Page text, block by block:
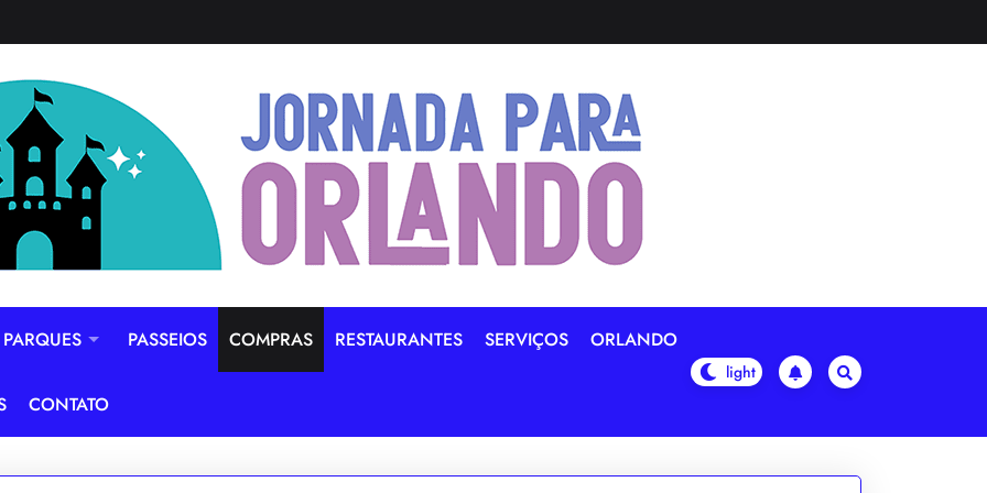
PARQUES PASSEIOS COMPRAS RESTAURANTES SERVIÇOS ORLANDO
CONTATO